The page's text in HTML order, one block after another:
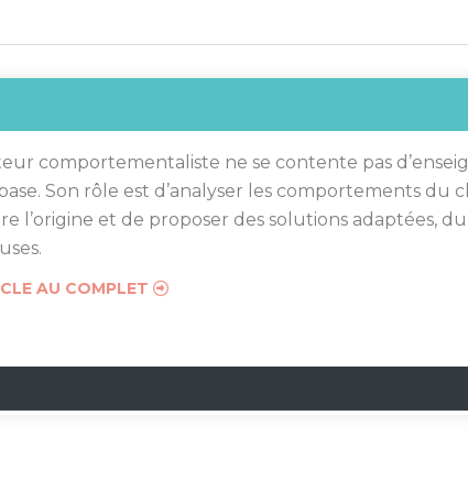
comportementaliste ne se contente pas
Son rôle est d’analyser les comportements du
l’origine et de proposer des solutions adaptées,
AU COMPLET